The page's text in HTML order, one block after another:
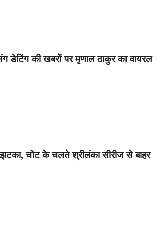
डेटिंग की खबरों पर मृणाल ठाकुर का वायरल
झटका, चोट के चलते श्रीलंका सीरीज से बाहर